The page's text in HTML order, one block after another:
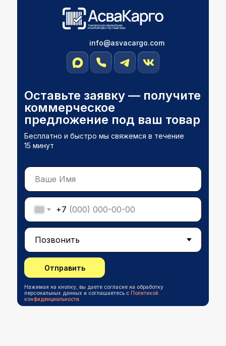
Оставьте заявку — получите
коммерческое
предложение под ваш товар
Бесплатно и быстро мы свяжемся в течение
15 минут
Нажимая на кнопку, вы даете согласие на обработку
персональных данных и соглашаетесь c Политикой
конфиденциальности
info@asvacargо.com
+7
Отправить